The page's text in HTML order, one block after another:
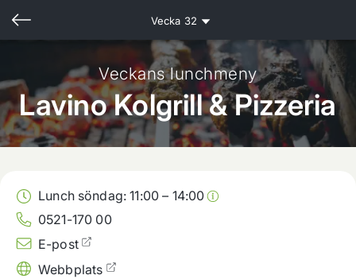
Vecka 32
Veckans lunchmeny
Lavino Kolgrill & Pizzeria
Lunch söndag:11:00 – 14:00
0521-170 00
E-post
Webbplats